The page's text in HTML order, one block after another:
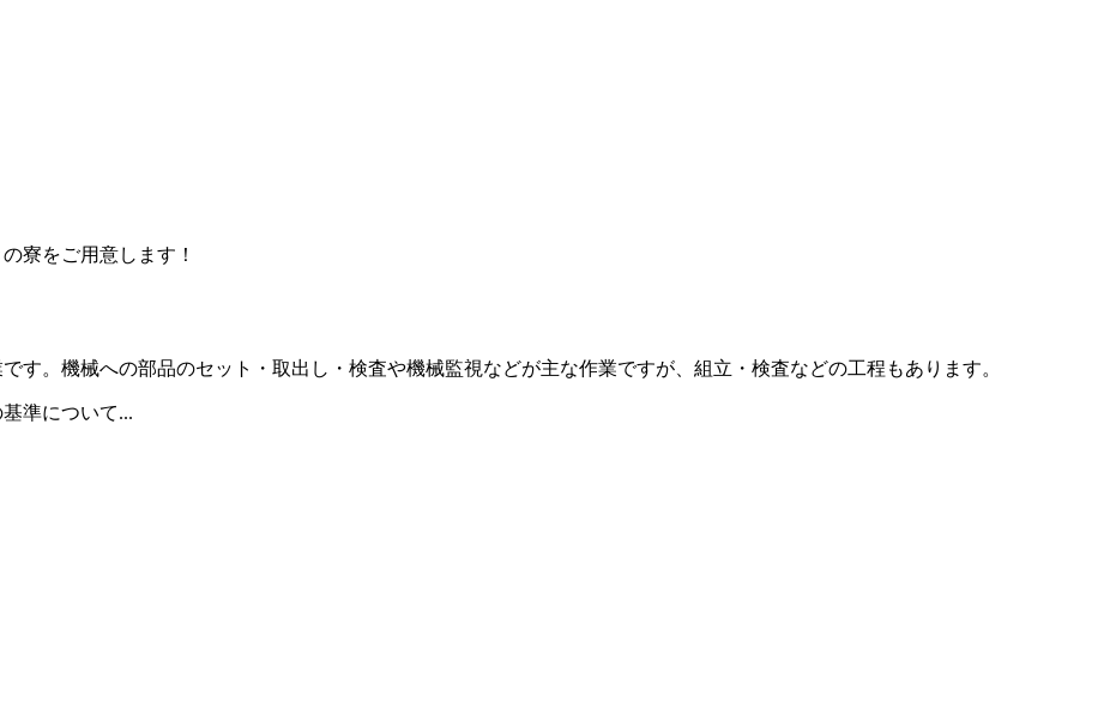
寮をご用意します！
す。機械への部品のセット・取出し・検査や機械監視などが主な作業ですが、組立・検査などの工程もあります。
準について...